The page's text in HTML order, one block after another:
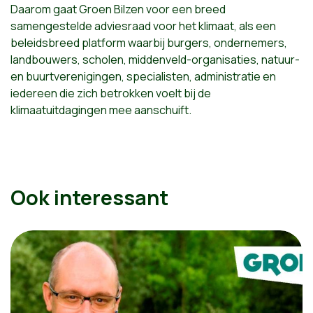
Daarom gaat Groen Bilzen voor een breed
samengestelde adviesraad voor het klimaat, als een
beleidsbreed platform waarbij burgers, ondernemers,
landbouwers, scholen, middenveld-organisaties, natuur-
en buurtverenigingen, specialisten, administratie en
iedereen die zich betrokken voelt bij de
klimaatuitdagingen mee aanschuift.
Ook interessant